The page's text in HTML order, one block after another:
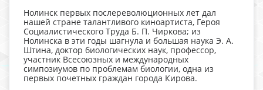
Нолинск первых послереволюционных лет дал
нашей стране талантливого киноартиста, Героя
Социалистического Труда Б. П. Чиркова; из
Нолинска в эти годы шагнула и большая наука Э. А.
Штина, доктор биологических наук, профессор,
участник Всесоюзных и международных
симпозиумов по проблемам биологии, одна из
первых почетных граждан города Кирова.